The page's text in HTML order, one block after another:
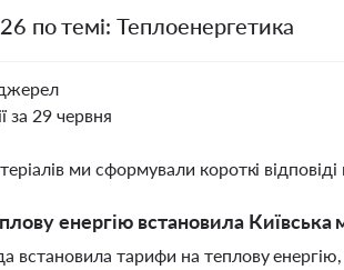
по темі: Теплоенергетика
за 29 червня
ми сформували короткі
енергію встановила
встановила тарифи на теплову